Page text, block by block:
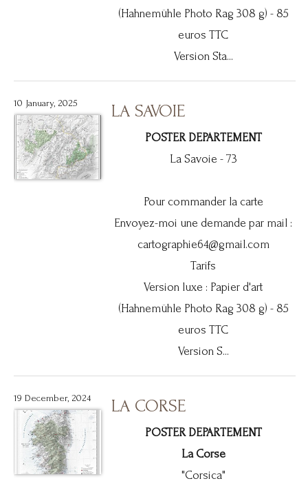
(Hahnemühle Photo Rag 308 g) - 85
euros TTC
Version Sta...
10 January, 2025 LA SAVOIE
POSTER DEPARTEMENT
La Savoie - 73
Pour commander la carte
Envoyez-moi une demande par mail :
cartographie64@gmail.com
Tarifs
Version luxe : Papier d'art
(Hahnemühle Photo Rag 308 g) - 85
euros TTC
Version S...
19 December, 2024 LA CORSE
POSTER DEPARTEMENT
La Corse
"Corsica"